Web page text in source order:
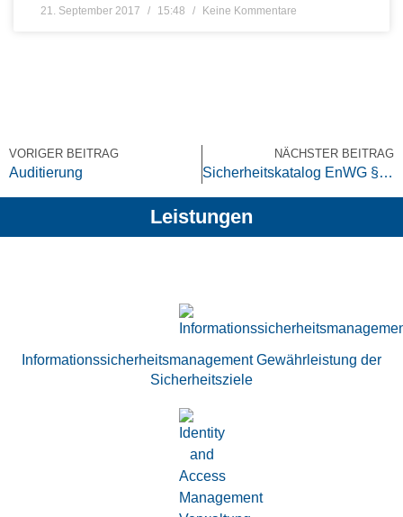
21. September 2017 15:48 Keine Kommentare
VORIGER BEITRAG
Auditierung
NÄCHSTER BEITRAG
Sicherheitskatalog EnWG §11 (1b)
Leistungen
Informations­sicherheits­management Gewährleistung der
Sicherheitsziele